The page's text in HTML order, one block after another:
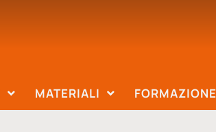
MATERIALI FORMAZIONE